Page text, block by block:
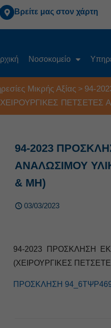
Βρείτε μας στον χάρτη
Νοσοκομείο
Μικρής Αξίας > 94-
94-2023
ΑΝΑΛΩΣΙΜΟΥ
& ΜΗ)
03/03/2023
94-2023 ΠΡΟΣΚΛΗΣΗ
(ΧΕΙΡΟΥΡΓΙΚΕΣ
ΠΡΟΣΚΛΗΣΗ